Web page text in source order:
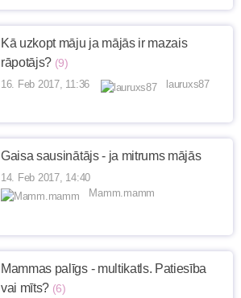
Kā uzkopt māju ja mājās ir mazais
rāpotājs? (9)
16. Feb 2017, 11:36 lauruxs87
Gaisa sausinātājs - ja mitrums mājās
14. Feb 2017, 14:40
Mamm.mamm
Mammas palīgs - multikatls. Patiesība
vai mīts? (6)